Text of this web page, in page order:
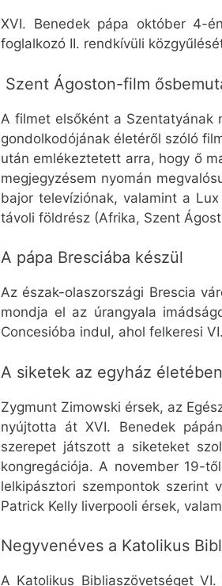
XVI. Benedek pápa október 4-
foglalkozó II. rendkívüli
Szent Ágoston-film
A filmet elsőként a Szentatyának
gondolkodójának életéről szóló
után emlékeztetett arra, hogy ő
megjegyzésem nyomán
bajor televíziónak, valamint a
távoli földrész (Afrika, Szent
A pápa Bresciába készül
Az észak-olaszországi Brescia
mondja el az úrangyala
Concesióba indul, ahol felkeresi
A siketek az egyház életében
Zygmunt Zimowski érsek, az
nyújtotta át XVI. Benedek
szerepet játszott a siketeket
kongregációja. A november 19-
lelkipásztori szempontok szerint
Patrick Kelly liverpooli érsek,
Negyvenéves a Katolikus
A Katolikus Bibliaszövetséget